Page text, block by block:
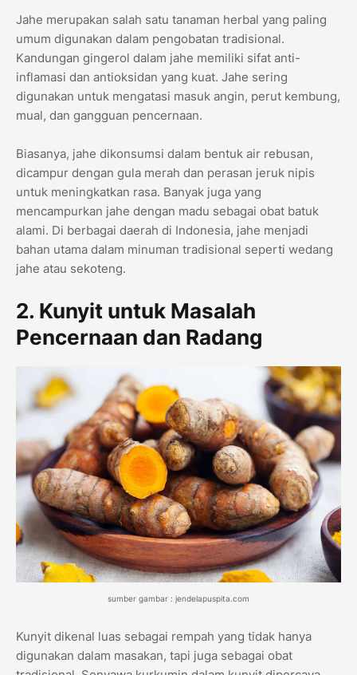
Jahe merupakan salah satu tanaman herbal yang paling
umum digunakan dalam pengobatan tradisional.
Kandungan gingerol dalam jahe memiliki sifat anti-
inflamasi dan antioksidan yang kuat. Jahe sering
digunakan untuk mengatasi masuk angin, perut kembung,
mual, dan gangguan pencernaan.
Biasanya, jahe dikonsumsi dalam bentuk air rebusan,
dicampur dengan gula merah dan perasan jeruk nipis
untuk meningkatkan rasa. Banyak juga yang
mencampurkan jahe dengan madu sebagai obat batuk
alami. Di berbagai daerah di Indonesia, jahe menjadi
bahan utama dalam minuman tradisional seperti wedang
jahe atau sekoteng.
2. Kunyit untuk Masalah
Pencernaan dan Radang
sumber gambar : jendelapuspita.com
Kunyit dikenal luas sebagai rempah yang tidak hanya
digunakan dalam masakan, tapi juga sebagai obat